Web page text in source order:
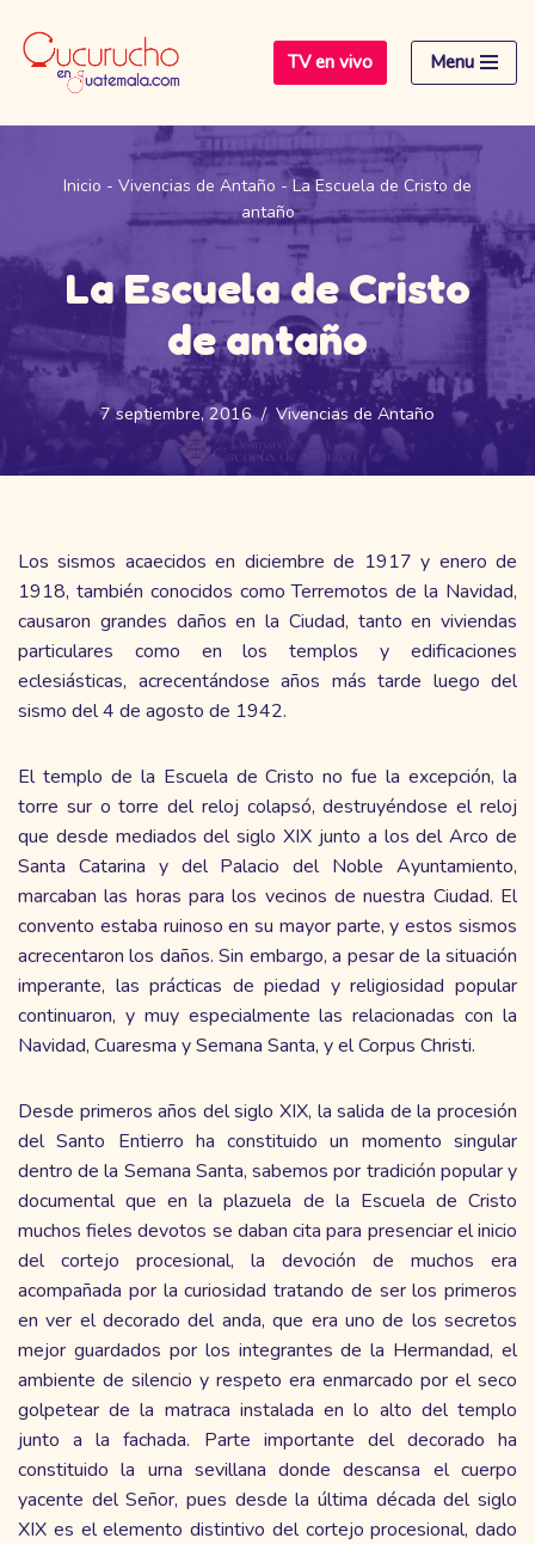
Saltar
contenido
TV en vivo Menu
Inicio - Vivencias de Antaño -La Escuela de Cristo de
antaño
La Escuela de Cristo
de antaño
7 septiembre, 2016 Vivencias de Antaño
Los sismos acaecidos en diciembre de 1917 y enero de
1918, también conocidos como Terremotos de la Navidad,
causaron grandes daños en la Ciudad, tanto en viviendas
particulares como en los templos y edificaciones
eclesiásticas, acrecentándose años más tarde luego del
sismo del 4 de agosto de 1942.
El templo de la Escuela de Cristo no fue la excepción, la
torre sur o torre del reloj colapsó, destruyéndose el reloj
que desde mediados del siglo XIX junto a los del Arco de
Santa Catarina y del Palacio del Noble Ayuntamiento,
marcaban las horas para los vecinos de nuestra Ciudad. El
convento estaba ruinoso en su mayor parte, y estos sismos
acrecentaron los daños. Sin embargo, a pesar de la situación
imperante, las prácticas de piedad y religiosidad popular
continuaron, y muy especialmente las relacionadas con la
Navidad, Cuaresma y Semana Santa, y el Corpus Christi.
Desde primeros años del siglo XIX, la salida de la procesión
del Santo Entierro ha constituido un momento singular
dentro de la Semana Santa, sabemos por tradición popular y
documental que en la plazuela de la Escuela de Cristo
muchos fieles devotos se daban cita para presenciar el inicio
del cortejo procesional, la devoción de muchos era
acompañada por la curiosidad tratando de ser los primeros
en ver el decorado del anda, que era uno de los secretos
mejor guardados por los integrantes de la Hermandad, el
ambiente de silencio y respeto era enmarcado por el seco
golpetear de la matraca instalada en lo alto del templo
junto a la fachada. Parte importante del decorado ha
constituido la urna sevillana donde descansa el cuerpo
yacente del Señor, pues desde la última década del siglo
XIX es el elemento distintivo del cortejo procesional, dado